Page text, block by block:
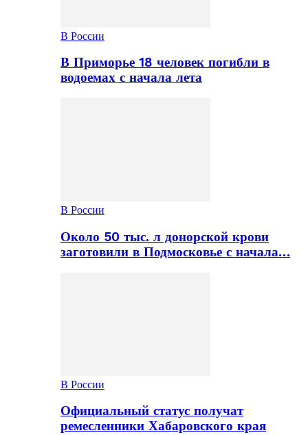
В России
В Приморье 18 человек погибли в
водоемах с начала лета
В России
Около 50 тыс. л донорской крови
заготовили в Подмосковье с начала…
В России
Официальный статус получат
ремесленники Хабаровского края